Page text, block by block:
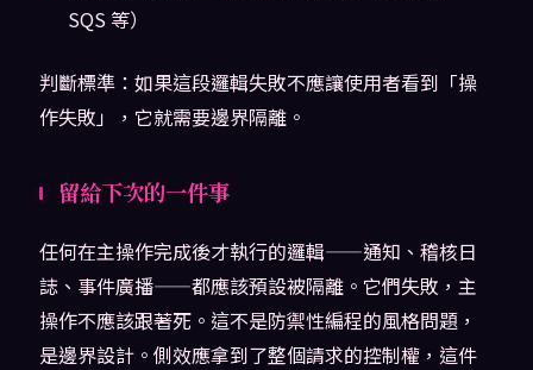
SQS 等）
判斷標準：如果這段邏輯失敗不應讓使用者看到「操
作失敗」，它就需要邊界隔離。
留給下次的一件事
任何在主操作完成後才執行的邏輯——通知、稽核日
誌、事件廣播——都應該預設被隔離。它們失敗，主
操作不應該跟著死。這不是防禦性編程的風格問題，
是邊界設計。側效應拿到了整個請求的控制權，這件